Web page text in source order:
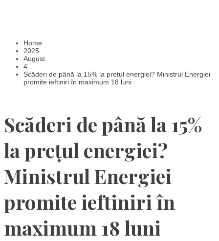
Home
2025
August
4
Scăderi de până la 15% la prețul energiei? Ministrul Energiei
promite ieftiniri în maximum 18 luni
Scăderi de până la 15%
la prețul energiei?
Ministrul Energiei
promite ieftiniri în
maximum 18 luni